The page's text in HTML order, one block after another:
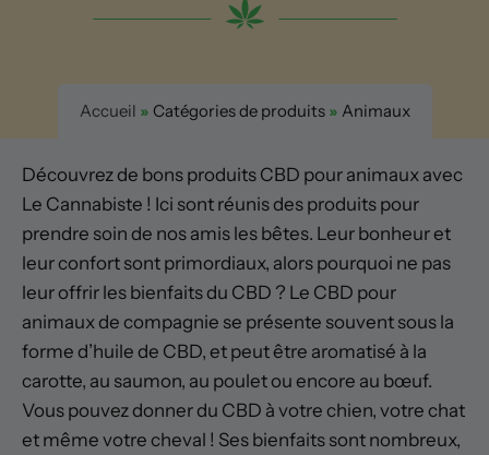
Accueil » Catégories de produits» Animaux
Découvrez de bons produits CBD pour animaux avec
Le Cannabiste ! Ici sont réunis des produits pour
prendre soin de nos amis les bêtes. Leur bonheur et
leur confort sont primordiaux, alors pourquoi ne pas
leur offrir les bienfaits du CBD ? Le CBD pour
animaux de compagnie se présente souvent sous la
forme d’huile de CBD, et peut être aromatisé à la
carotte, au saumon, au poulet ou encore au bœuf.
Vous pouvez donner du CBD à votre chien, votre chat
et même votre cheval ! Ses bienfaits sont nombreux,